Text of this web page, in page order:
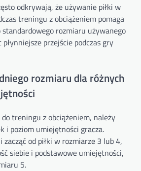
odkrywają, że używanie piłki w
treningu z obciążeniem pomaga
standardowego rozmiaru używanego
przejście podczas gry
rozmiaru dla różnych
do treningu z obciążeniem, należy
i poziom umiejętności gracza.
od piłki w rozmiarze 3 lub 4,
siebie i podstawowe umiejętności,
5.